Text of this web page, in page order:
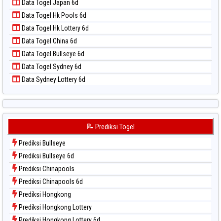
Data Togel Magnum Cambodia
Data Togel Nagoya
Data Togel North Carolina Day
Data Togel Pcso
Data Togel Sao Paulo
Data Togel Singapore
Data Togel Sydney
Data Togel Sydney Lottery
Data Togel Sydney Lotto
Data Togel Sydney Pools 6d
Data Togel Taipei
Data Togel Taiwan
Data Togel Japan 6d
Data Togel Hk Pools 6d
Data Togel Hk Lottery 6d
Data Togel China 6d
Data Togel Bullseye 6d
Data Togel Sydney 6d
Data Sydney Lottery 6d
📝 Prediksi Togel
Prediksi Bullseye
Prediksi Bullseye 6d
Prediksi Chinapools
Prediksi Chinapools 6d
Prediksi Hongkong
Prediksi Hongkong Lottery